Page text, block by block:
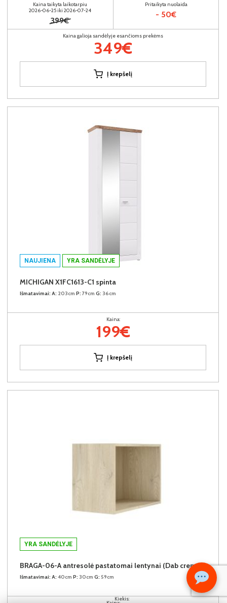
Kiekis:
Kaina taikyta laikotarpiu
2026-06-25 iki 2026-07-24
399€
Pritaikyta nuolaida
- 50€
Kaina galioja sandėlyje esančioms prekėms
349€
Į krepšelį
NAUJIENA YRA SANDĖLYJE
MICHIGAN X1FC1613-C1 spinta
Išmatavimai: A: 203cm P: 79cm G: 36cm
Kaina:
199€
Į krepšelį
YRA SANDĖLYJE
BRAGA-06-A antresolė pastatomai lentynai (Dab cremona)
Išmatavimai: A: 40cm P: 30cm G: 59cm